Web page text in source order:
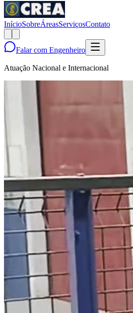
InícioSobreÁreasServiçosContato
Falar com Engenheiro
Atuação Nacional e Internacional